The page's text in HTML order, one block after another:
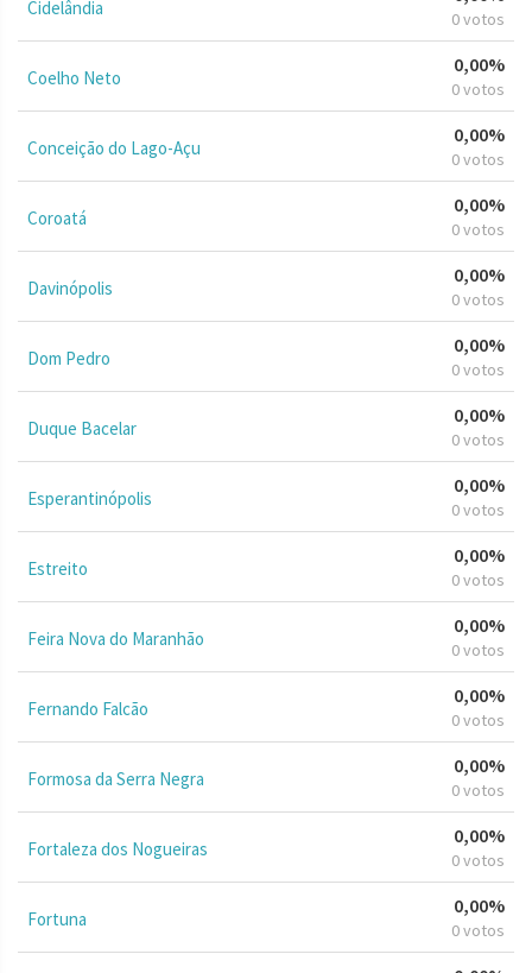
Cidelândia 0 votos
Coelho Neto
0,00%
0 votos
Conceição do Lago-Açu
0,00%
0 votos
Coroatá
0,00%
0 votos
Davinópolis
0,00%
0 votos
Dom Pedro
0,00%
0 votos
Duque Bacelar
0,00%
0 votos
Esperantinópolis
0,00%
0 votos
Estreito
0,00%
0 votos
Feira Nova do Maranhão
0,00%
0 votos
Fernando Falcão
0,00%
0 votos
Formosa da Serra Negra
0,00%
0 votos
Fortaleza dos Nogueiras
0,00%
0 votos
Fortuna
0,00%
0 votos